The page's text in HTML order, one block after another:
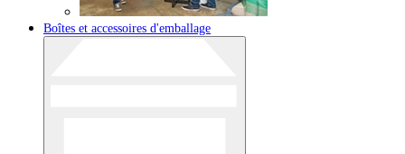
Boîtes et accessoires d'emballage